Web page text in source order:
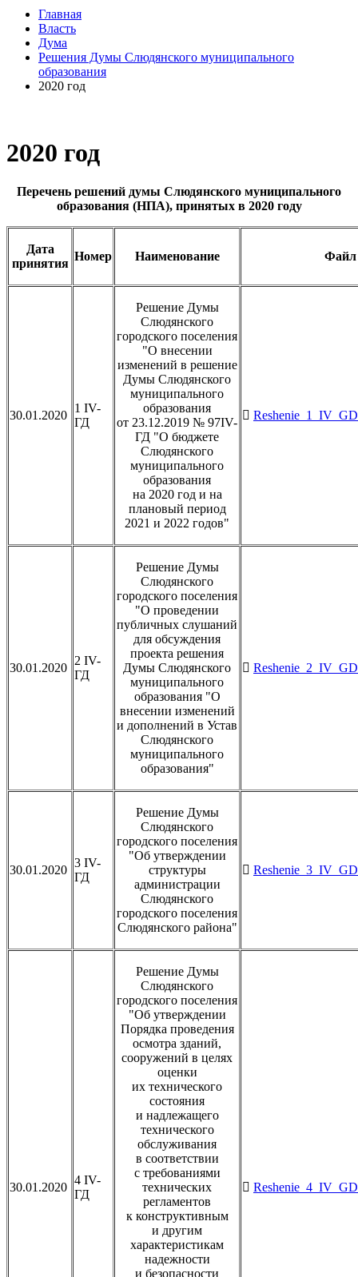
Главная
Власть
Дума
Решения Думы Слюдянского муниципального
образования
2020 год
2020 год
Перечень решений думы Слюдянского муниципального
образования (НПА), принятых в 2020 году
Дата
принятия
Номер Наименование Файл
30.01.2020
1 IV-
ГД
Решение Думы
Слюдянского
городского поселения
"О внесении
изменений в решение
Думы Слюдянского
муниципального
образования
от 23.12.2019 № 97IV-
ГД "О бюджете
Слюдянского
муниципального
образования
на 2020 год и на
плановый период
2021 и 2022 годов"
30.01.2020
2 IV-
ГД
Решение Думы
Слюдянского
городского поселения
"О проведении
публичных слушаний
для обсуждения
проекта решения
Думы Слюдянского
муниципального
образования "О
внесении изменений
и дополнений в Устав
Слюдянского
муниципального
образования"
30.01.2020
3 IV-
ГД
Решение Думы
Слюдянского
городского поселения
"Об утверждении
структуры
администрации
Слюдянского
городского поселения
Слюдянского района"
30.01.2020
4 IV-
ГД
Решение Думы
Слюдянского
городского поселения
"Об утверждении
Порядка проведения
осмотра зданий,
сооружений в целях
оценки
их технического
состояния
и надлежащего
технического
обслуживания
в соответствии
с требованиями
технических
регламентов
к конструктивным
и другим
характеристикам
надежности
и безопасности